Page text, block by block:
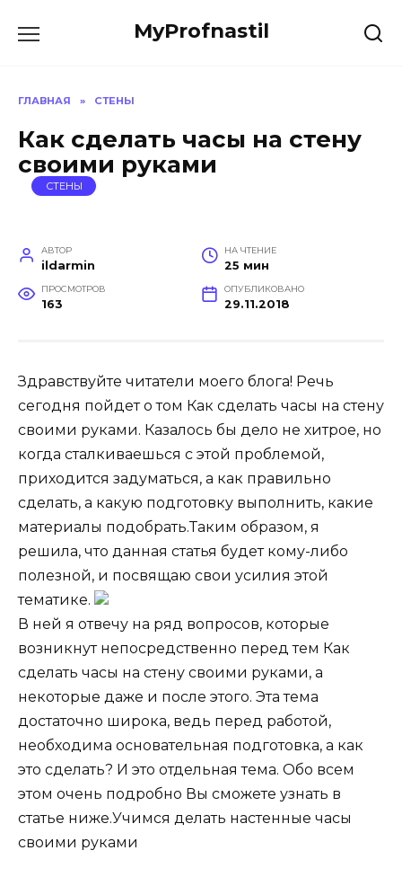
MyProfnastil
ГЛАВНАЯ » СТЕНЫ
Как сделать часы на стену
своими руками
СТЕНЫ
АВТОР
ildarmin
НА ЧТЕНИЕ
25 мин
ПРОСМОТРОВ
163
ОПУБЛИКОВАНО
29.11.2018
Здравствуйте читатели моего блога! Речь
сегодня пойдет о том Как сделать часы на стену
своими руками. Казалось бы дело не хитрое, но
когда сталкиваешься с этой проблемой,
приходится задуматься, а как правильно
сделать, а какую подготовку выполнить, какие
материалы подобрать.Таким образом, я
решила, что данная статья будет кому-либо
полезной, и посвящаю свои усилия этой
тематике.
В ней я отвечу на ряд вопросов, которые
возникнут непосредственно перед тем Как
сделать часы на стену своими руками, а
некоторые даже и после этого. Эта тема
достаточно широка, ведь перед работой,
необходима основательная подготовка, а как
это сделать? И это отдельная тема. Обо всем
этом очень подробно Вы сможете узнать в
статье ниже.Учимся делать настенные часы
своими руками